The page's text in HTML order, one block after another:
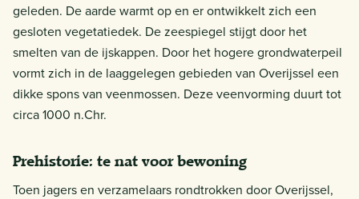
geleden. De aarde warmt op en er ontwikkelt zich een
gesloten vegetatiedek. De zeespiegel stijgt door het
smelten van de ijskappen. Door het hogere grondwaterpeil
vormt zich in de laaggelegen gebieden van Overijssel een
dikke spons van veenmossen. Deze veenvorming duurt tot
circa 1000 n.Chr.
Prehistorie: te nat voor bewoning
Toen jagers en verzamelaars rondtrokken door Overijssel,